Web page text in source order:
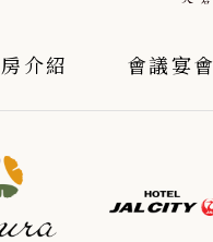
介紹 會議宴會